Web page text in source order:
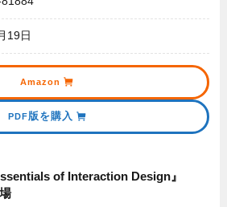
19日
Amazon
PDF版を購入
of Interaction Design』